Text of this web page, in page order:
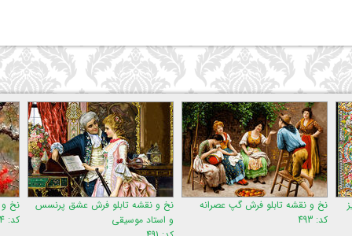
گپ عصرانه
نخ و نقشه تابلو فرش عشق پرنسس
نخ و نقشه تابلو فرش شکوه
کد: 834